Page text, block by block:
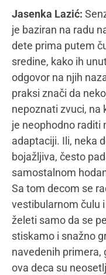
čulima, uvek
sedam i to su: sluh,
vestibularno čulo
pokrete i
zauzimanju
Čula rade
koristi čulne
dodirima, mirisima,
dete svojim čulnim
skladu sa tim
Senzorna obrada
informacijama koje
okoline – čula se
okoline i nas u njoj.
Senzomotorni